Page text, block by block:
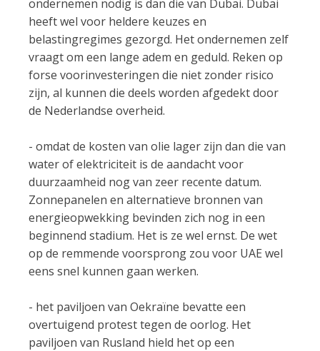
ondernemen nodig is dan die van Dubai. Dubai
heeft wel voor heldere keuzes en
belastingregimes gezorgd. Het ondernemen zelf
vraagt om een lange adem en geduld. Reken op
forse voorinvesteringen die niet zonder risico
zijn, al kunnen die deels worden afgedekt door
de Nederlandse overheid.
- omdat de kosten van olie lager zijn dan die van
water of elektriciteit is de aandacht voor
duurzaamheid nog van zeer recente datum.
Zonnepanelen en alternatieve bronnen van
energieopwekking bevinden zich nog in een
beginnend stadium. Het is ze wel ernst. De wet
op de remmende voorsprong zou voor UAE wel
eens snel kunnen gaan werken.
- het paviljoen van Oekraïne bevatte een
overtuigend protest tegen de oorlog. Het
paviljoen van Rusland hield het op een